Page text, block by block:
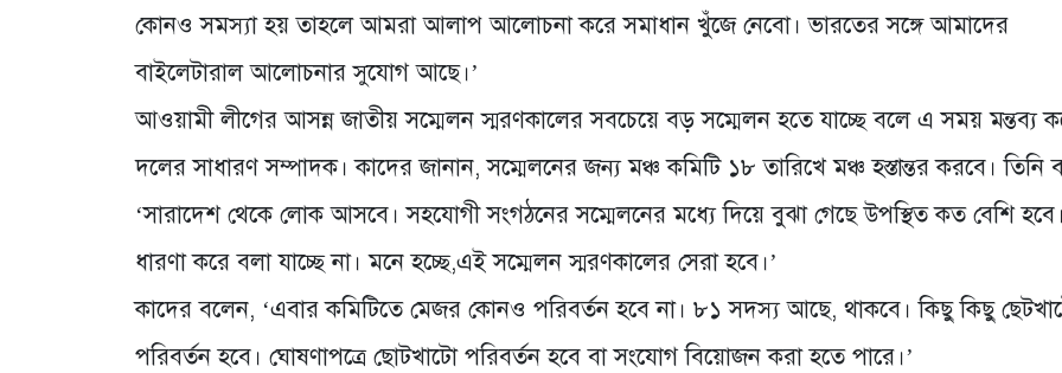
কোনও সমস্যা হয় তাহলে আমরা আলাপ আলোচনা করে সমাধান খুঁজে নেবো। ভারতের সঙ্গে আমাদের
বাইলেটারাল আলোচনার সুযোগ আছে।’
আওয়ামী লীগের আসন্ন জাতীয় সম্মেলন স্মরণকালের সবচেয়ে বড় সম্মেলন হতে যাচ্ছে বলে এ সময় মন্তব্য
দলের সাধারণ সম্পাদক। কাদের জানান, সম্মেলনের জন্য মঞ্চ কমিটি ১৮ তারিখে মঞ্চ হস্তান্তর করবে। তিনি
‘সারাদেশ থেকে লোক আসবে। সহযোগী সংগঠনের সম্মেলনের মধ্যে দিয়ে বুঝা গেছে উপস্থিত কত বেশি
ধারণা করে বলা যাচ্ছে না। মনে হচ্ছে,এই সম্মেলন স্মরণকালের সেরা হবে।’
কাদের বলেন, ‘এবার কমিটিতে মেজর কোনও পরিবর্তন হবে না। ৮১ সদস্য আছে, থাকবে। কিছু কিছু
পরিবর্তন হবে। ঘোষণাপত্রে ছোটখাটো পরিবর্তন হবে বা সংযোগ বিয়োজন করা হতে পারে।’